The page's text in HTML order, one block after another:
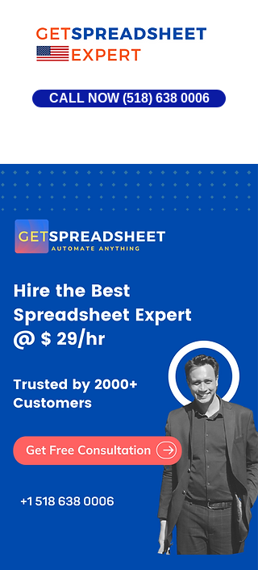
CALL NOW (518) 638 0006